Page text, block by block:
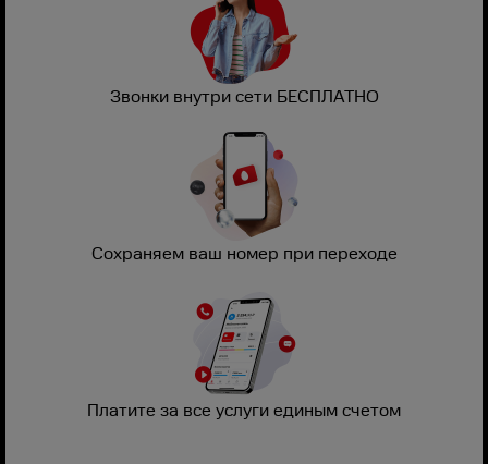
Звонки внутри сети БЕСПЛАТНО
Сохраняем ваш номер при переходе
Платите за все услуги единым счетом